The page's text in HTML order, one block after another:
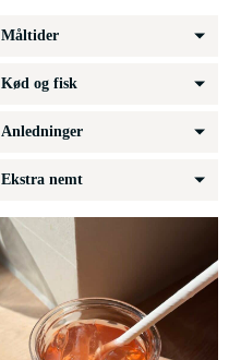
Måltider
Kød og fisk
Anledninger
Ekstra nemt